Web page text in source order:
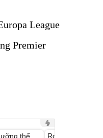
League
Premier
thể
Robot Hút Bụi Lau